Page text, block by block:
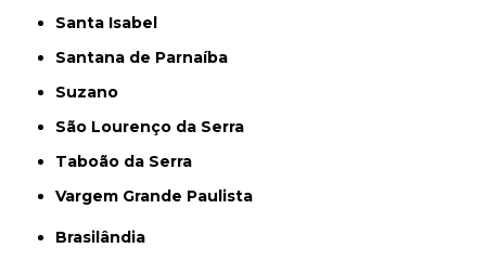
Santa Isabel
Santana de Parnaíba
Suzano
São Lourenço da Serra
Taboão da Serra
Vargem Grande Paulista
Brasilândia